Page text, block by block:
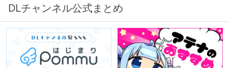
DLチャンネル公式まとめ